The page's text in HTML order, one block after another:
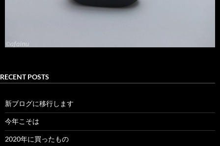
RECENT POSTS
新ブログに移行します
今年こそは
2020年に買ったもの